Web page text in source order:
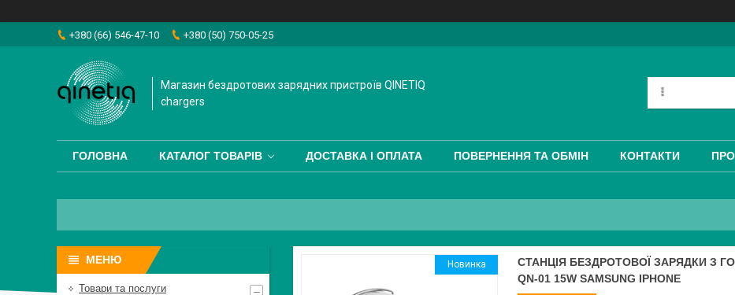
+380 (66) 546-47-10 +380 (50) 750-05-25
Магазин бездротових зарядних пристроїв QINETIQ
chargers
ГОЛОВНА КАТАЛОГ ТОВАРІВ ДОСТАВКА І ОПЛАТА ПОВЕРНЕННЯ ТА ОБМІН КОНТАКТИ
Новинка
СТАНЦІЯ БЕЗДРОТОВОЇ ЗАРЯДКИ З
QN-01 15W SAMSUNG IPHONE
Товари та послуги